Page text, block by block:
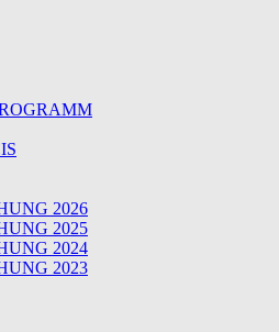
2026
2025
2024
2023